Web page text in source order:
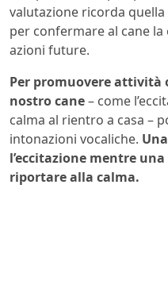
valutazione ricorda
per confermare al cane
azioni future.
Per promuovere attività
nostro cane– come
calma al rientro a casa –
intonazioni vocaliche.
l’eccitazione mentre
riportare alla calma.